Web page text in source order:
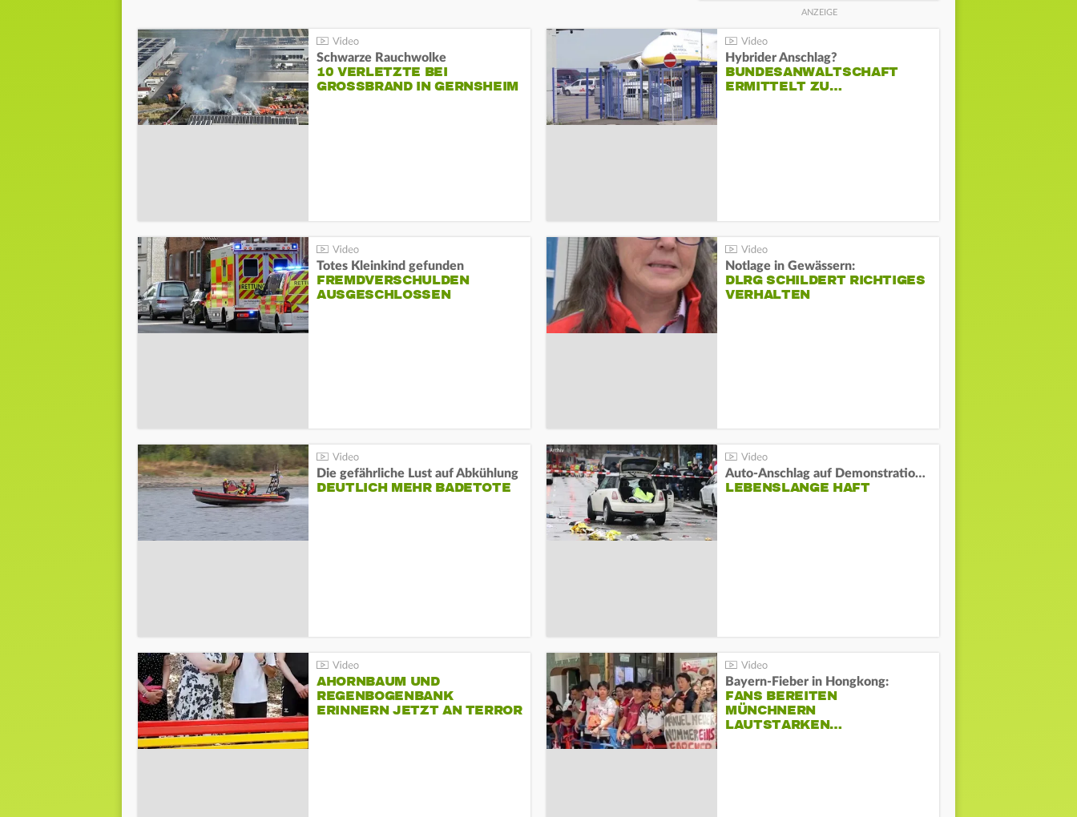
Schwarze Rauchwolke
10 VERLETZTE BEI
GROSSBRAND IN GERNSHEIM
Hybrider Anschlag?
BUNDESANWALTSCHAFT
ERMITTELT ZU…
Totes Kleinkind gefunden
FREMDVERSCHULDEN
AUSGESCHLOSSEN
Notlage in Gewässern:
DLRG SCHILDERT RICHTIGES
VERHALTEN
Die gefährliche Lust auf Abkühlung
DEUTLICH MEHR BADETOTE
Auto-Anschlag auf Demonstration in München:
LEBENSLANGE HAFT
AHORNBAUM UND
REGENBOGENBANK
ERINNERN JETZT AN TERROR
Bayern-Fieber in Hongkong:
FANS BEREITEN
MÜNCHNERN
LAUTSTARKEN…